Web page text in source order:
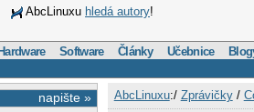
AbcLinuxu hledá autory!
Software Články Učebnice
napište » AbcLinuxu:/ Zprávičky/